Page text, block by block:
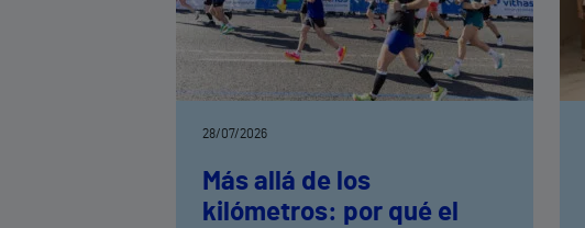
28/07/2026
Más allá de los
kilómetros: por qué el